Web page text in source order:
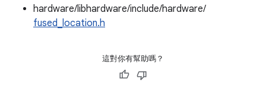
hardware/libhardware/include/hardware/
fused_location.h
這對你有幫助嗎？